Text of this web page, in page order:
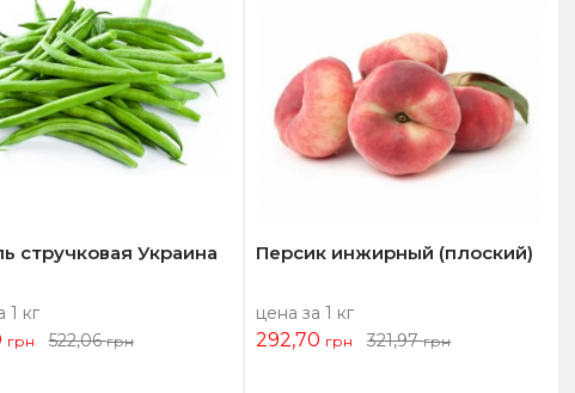
стручковая Украина
1 кг
грн 522,06грн
Персик инжирный (плоский)
цена за 1 кг
292,70 грн 321,97грн